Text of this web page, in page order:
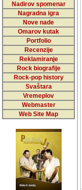
Nadirov spomenar
Nagradna igra
Nove nade
Omarov kutak
Portfolio
Recenzije
Reklamiranje
Rock biografije
Rock-pop history
Svaštara
Vremeplov
Webmaster
Web Site Map